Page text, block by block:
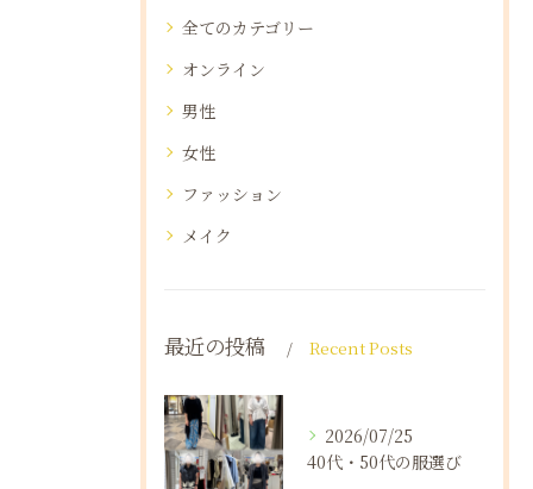
全てのカテゴリー
オンライン
男性
女性
ファッション
メイク
最近の投稿 Recent Posts
2026/07/25
40代・50代の服選び